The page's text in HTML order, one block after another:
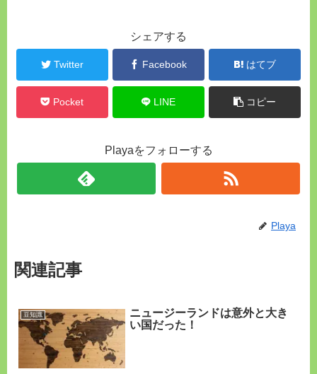
シェアする
Twitter Facebook はてブ
Pocket LINE コピー
Playaをフォローする
Playa
関連記事
豆知識
ニュージーランドは意外と大き
い国だった！